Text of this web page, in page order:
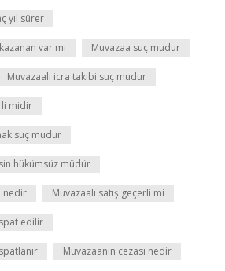
yıl sürer
var mı Muvazaa suç mudur
Muvazaalı icra takibi suç mudur
midir
suç mudur
hükümsüz müdür
nedir Muvazaalı satış geçerli mi
edilir
Muvazaanın cezası nedir